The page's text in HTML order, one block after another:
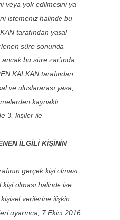
veya yok edilmesini ya
istemeniz halinde bu
tarafından yasal
süre sonunda
bu süre zarfında
KALKAN tarafından
ve uluslararası yasa,
kaynaklı
3. kişiler ile
İLGİLİ KİŞİNİN
gerçek kişi olması
olması halinde ise
verilerine ilişkin
uyarınca, 7 Ekim 2016